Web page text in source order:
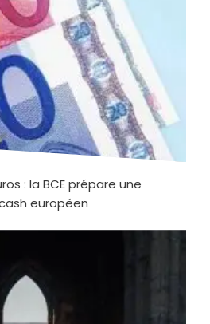
: la BCE prépare une
européen